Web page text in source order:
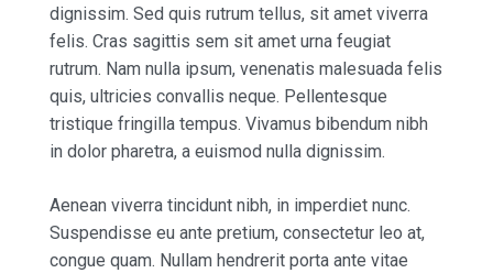
dignissim. Sed quis rutrum tellus, sit amet viverra
felis. Cras sagittis sem sit amet urna feugiat
rutrum. Nam nulla ipsum, venenatis malesuada felis
quis, ultricies convallis neque. Pellentesque
tristique fringilla tempus. Vivamus bibendum nibh
in dolor pharetra, a euismod nulla dignissim.
Aenean viverra tincidunt nibh, in imperdiet nunc.
Suspendisse eu ante pretium, consectetur leo at,
congue quam. Nullam hendrerit porta ante vitae